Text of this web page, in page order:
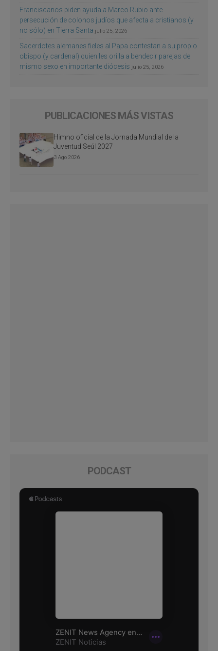
Franciscanos piden ayuda a Marco Rubio ante
persecución de colonos judíos que afecta a cristianos (y
no sólo) en Tierra Santa julio 25, 2026
Sacerdotes alemanes fieles al Papa contestan a su propio
obispo (y cardenal) quien les orilla a bendecir parejas del
mismo sexo en importante diócesis julio 25, 2026
PUBLICACIONES MÁS VISTAS
Himno oficial de la Jornada Mundial de la
Juventud Seúl 2027
3 Ago 2026
PODCAST